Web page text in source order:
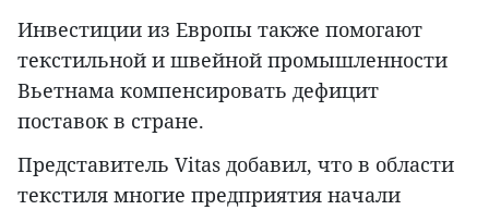
Инвестиции из Европы также помогают
текстильной и швейной промышленности
Вьетнама компенсировать дефицит
поставок в стране.
Представитель Vitas добавил, что в области
текстиля многие предприятия начали